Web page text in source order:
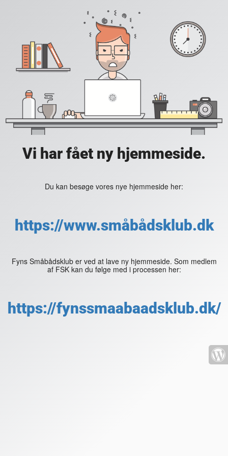
Vi har fået ny hjemmeside.
Du kan besøge vores nye hjemmeside her:
https://www.småbådsklub.dk
Fyns Småbådsklub er ved at lave ny hjemmeside. Som medlem
af FSK kan du følge med i processen her:
https://fynssmaabaadsklub.dk/